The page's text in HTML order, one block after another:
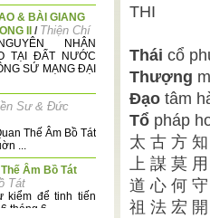
& BÀI GIANG
II
/ Thiện Chí
NHÂN
TẠI ĐẤT NƯỚC
SỨ MẠNG ĐẠI
Sư & Đức
Thế Âm Bồ Tát
...
Âm Bồ Tát
Tát
kiểm để tinh tiến
tháng 6 ...
THI
Thái cổ
Thượng
Đạo tâm
Tổ pháp
太 古 方
上 謀 莫
道 心 何
祖 法 宏